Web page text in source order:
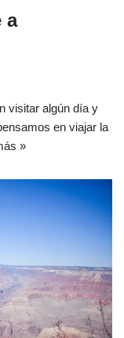
a
visitar algún día y
en viajar la
»